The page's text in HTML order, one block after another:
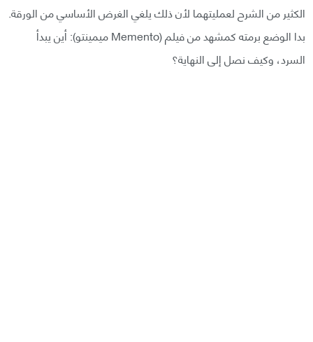
الكثير من الشرح لعمليتهما لأن ذلك يلغي الغرض الأساسي من الورقة.
بدا الوضع برمته كمشهد من فيلم (Memento ميمينتو): أين يبدأ
السرد، وكيف نصل إلى النهاية؟